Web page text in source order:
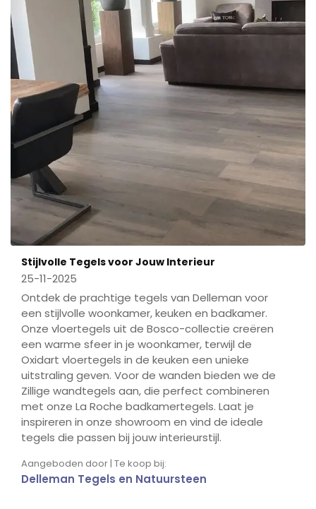
Stijlvolle Tegels voor Jouw Interieur
25-11-2025
Ontdek de prachtige tegels van Delleman voor
een stijlvolle woonkamer, keuken en badkamer.
Onze vloertegels uit de Bosco-collectie creëren
een warme sfeer in je woonkamer, terwijl de
Oxidart vloertegels in de keuken een unieke
uitstraling geven. Voor de wanden bieden we de
Zillige wandtegels aan, die perfect combineren
met onze La Roche badkamertegels. Laat je
inspireren in onze showroom en vind de ideale
tegels die passen bij jouw interieurstijl.
Aangeboden door | Te koop bij:
Delleman Tegels en Natuursteen